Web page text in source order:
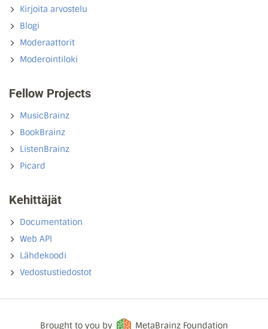
Kirjoita arvostelu
Blogi
Moderaattorit
Moderointiloki
Fellow Projects
MusicBrainz
BookBrainz
ListenBrainz
Picard
Kehittäjät
Documentation
Web API
Lähdekoodi
Vedostustiedostot
Brought to you by MetaBrainz Foundation